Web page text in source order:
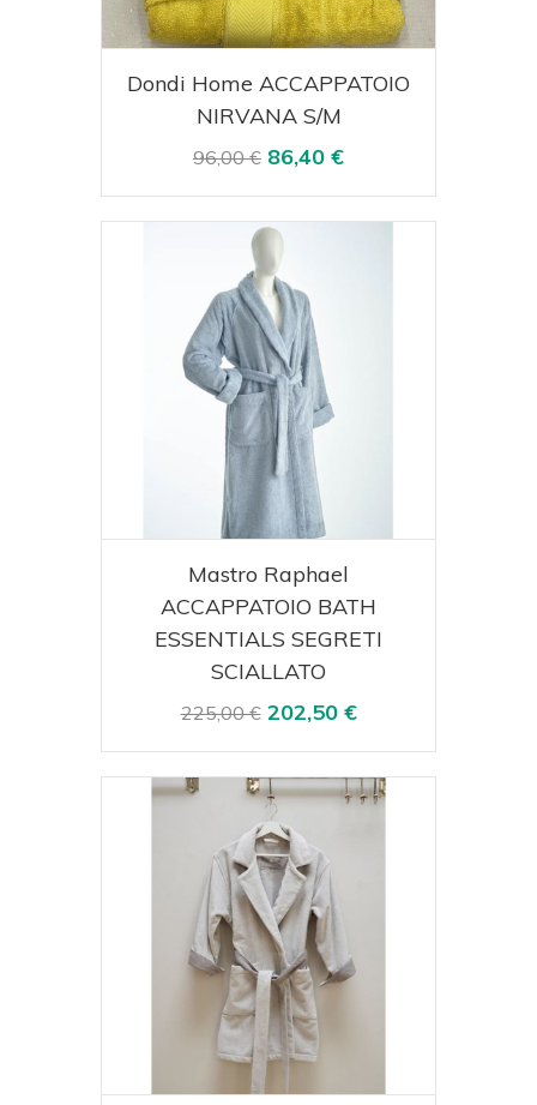
Acquista Visualizza
Dondi Home ACCAPPATOIO
NIRVANA S/M
96,00 € 86,40 €
Acquista Visualizza
Mastro Raphael
ACCAPPATOIO BATH
ESSENTIALS SEGRETI
SCIALLATO
225,00 € 202,50 €